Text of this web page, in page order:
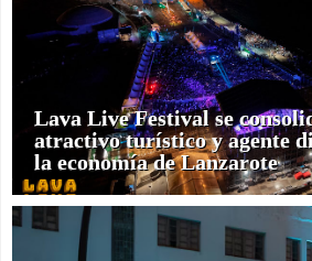
Lava Live Festival se
atractivo turístico y agente
la economía de Lanzarote